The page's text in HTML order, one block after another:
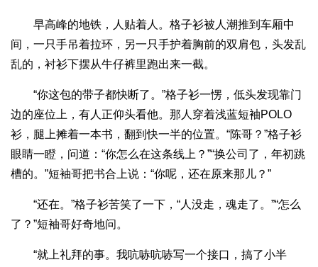
早高峰的地铁，人贴着人。格子衫被人潮推到车厢中
间，一只手吊着拉环，另一只手护着胸前的双肩包，头发乱
乱的，衬衫下摆从牛仔裤里跑出来一截。
“你这包的带子都快断了。”格子衫一愣，低头发现靠门
边的座位上，有人正仰头看他。那人穿着浅蓝短袖POLO
衫，腿上摊着一本书，翻到快一半的位置。“陈哥？”格子衫
眼睛一瞪，问道：“你怎么在这条线上？”“换公司了，年初跳
槽的。”短袖哥把书合上说：“你呢，还在原来那儿？”
“还在。”格子衫苦笑了一下，“人没走，魂走了。”“怎么
了？”短袖哥好奇地问。
“就上礼拜的事。我吭哧吭哧写一个接口，搞了小半